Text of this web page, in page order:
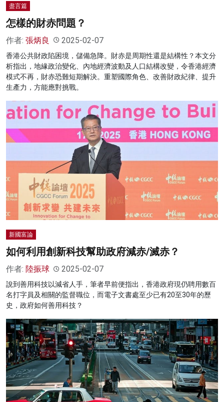
盡言篇
怎樣的財赤問題？
作者: 張炳良 2025-02-07
香港公共財政陷困境，儲備急降。財赤是周期性還是結構性？本文分
析指出，地緣政治變化、內地經濟波動及人口結構改變，令香港經濟
模式不再，財赤恐難短期解決。重塑國際角色、改善財政紀律、提升
生產力，方能應對挑戰。
新國富論
如何利用創新科技幫助政府減赤/滅赤？
作者: 陸振球 2025-02-07
說到善用科技以減省人手，筆者早前便指出，香港政府現仍聘用數百
名打字員及相關的監督職位，而電子文書處至少已有20至30年的歷
史，政府如何善用科技？